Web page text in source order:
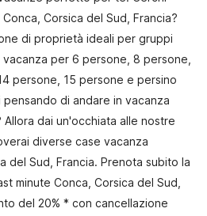
Corsica del Sud, Francia?
di proprietà ideali per gruppi
per 6 persone, 8 persone,
persone, 15 persone e persino
di andare in vacanza
dai un'occhiata alle nostre
diverse case vacanza
del Sud, Francia. Prenota subito la
minute Conca, Corsica del Sud,
del 20% * con cancellazione